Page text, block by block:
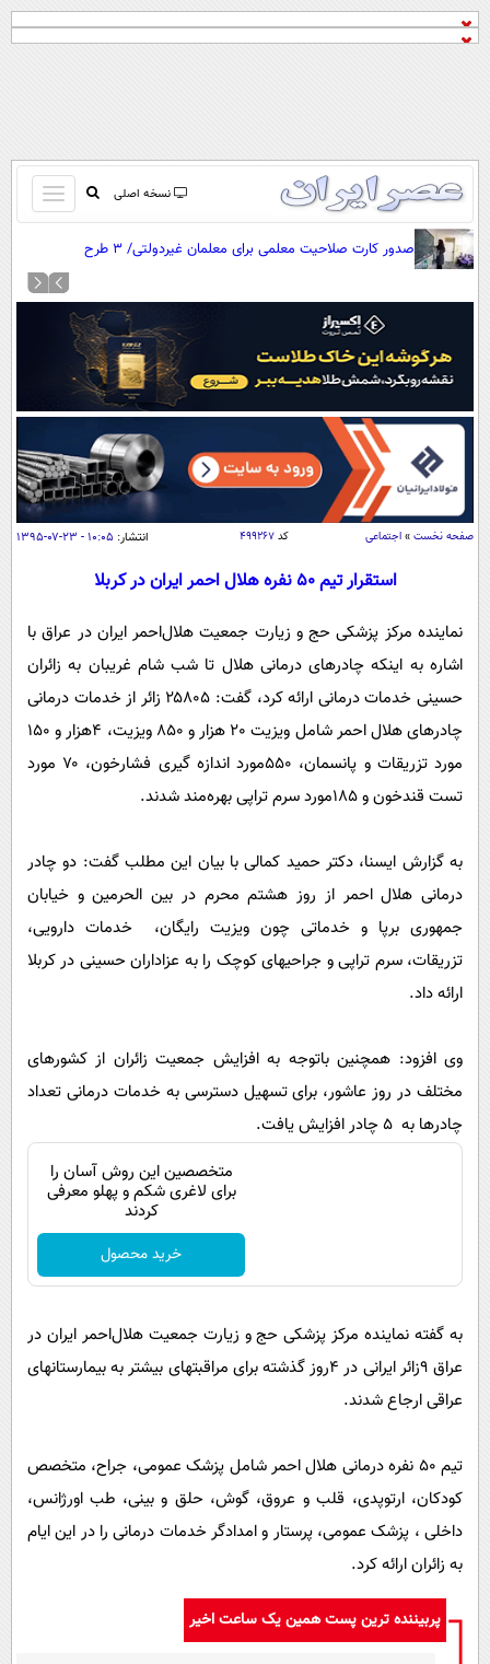
نسخه اصلی
باز
و
کردن
منو
صفحه اول
آرشیو
نظرسنجی
آب و هوا
اوقات شرعی
سواد زندگی
اقتصاد
اقتصادی
جامعه
سلامت
یک برش دانایی
محیط زیست
سفر و تفریح
بین الملل
فرهنگ و هنر
علم و دانش
فناوری و It
علمی
قرآن
گوناگون
باشگاه مغز
اقتصاد
ورزش
سیاست
گوناگون
سلامت
فرهنگی
بین الملل
عصر ایران 2
خواندنی ها و دیدنی ها
آشپزی
آموزش زبان
صدور کارت صلاحیت معلمی برای معلمان غیردولتی/ ۳ طرح
صفحه نخست » اجتماعی کد ۴۹۹۲۶۷ انتشار: ۱۰:۰۵ - ۲۳-۰۷-۱۳۹۵
استقرار تیم 50 نفره هلال احمر ایران در کربلا
نماینده مرکز پزشکی حج و زیارت جمعیت هلال‌احمر ایران در عراق با
اشاره به اینکه چادرهای درمانی هلال تا شب شام غریبان به زائران
حسینی خدمات درمانی ارائه کرد، گفت: ۲۵٨۰۵ زائر از خدمات درمانی
چادرهای هلال احمر شامل ویزیت 20 هزار و ٨۵۰ ویزیت، ۴هزار و ۱۵۰
مورد تزریقات و پانسمان، ۵۵۰مورد اندازه گیری فشارخون، ۷۰ مورد
تست قندخون و ۱٨۵مورد سرم تراپی بهره‌مند شدند.
به گزارش ایسنا، دکتر حمید کمالی با بیان این مطلب گفت: دو چادر
درمانی هلال احمر از روز هشتم محرم در بین الحرمین و خیابان
جمهوری برپا و خدماتی چون ویزیت رایگان، خدمات دارویی،
تزریقات، سرم تراپی و جراحیهای کوچک را به عزاداران حسینی در کربلا
ارائه داد.
وی افزود: همچنین باتوجه به افزایش جمعیت زائران از کشورهای
مختلف در روز عاشور، برای تسهیل دسترسی به خدمات درمانی تعداد
چادرها به ۵ چادر افزایش یافت.
متخصصین این روش آسان را
برای لاغری شکم و پهلو معرفی
کردند
خرید محصول
به گفته نماینده مرکز پزشکی حج و زیارت جمعیت هلال‌احمر ایران در
عراق ۹زائر ایرانی در ۴روز گذشته برای مراقبتهای بیشتر به بیمارستانهای
عراقی ارجاع شدند.
تیم ۵۰ نفره درمانی هلال احمر شامل پزشک عمومی، جراح، متخصص
کودکان، ارتوپدی، قلب و عروق، گوش، حلق و بینی، طب اورژانس،
داخلی ، پزشک عمومی، پرستار و امدادگر خدمات درمانی را در این ایام
به زائران ارائه کرد.
پربیننده ترین پست همین یک ساعت اخیر